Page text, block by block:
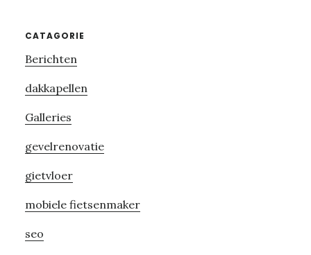
Primary
Sidebar
CATAGORIE
Berichten
dakkapellen
Galleries
gevelrenovatie
gietvloer
mobiele fietsenmaker
seo